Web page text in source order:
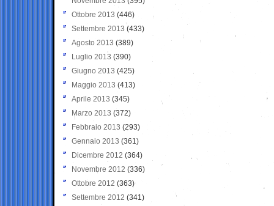
Ottobre 2013 (446)
Settembre 2013 (433)
Agosto 2013 (389)
Luglio 2013 (390)
Giugno 2013 (425)
Maggio 2013 (413)
Aprile 2013 (345)
Marzo 2013 (372)
Febbraio 2013 (293)
Gennaio 2013 (361)
Dicembre 2012 (364)
Novembre 2012 (336)
Ottobre 2012 (363)
Settembre 2012 (341)